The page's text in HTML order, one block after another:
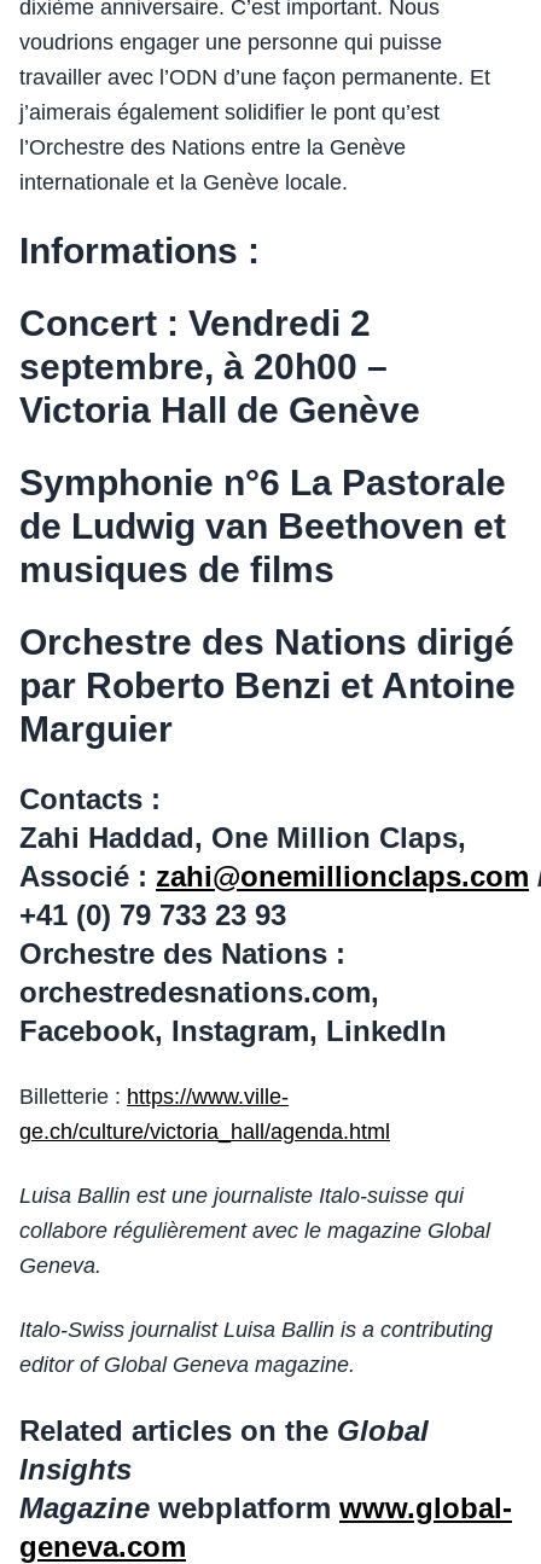
dixième anniversaire. C’est important. Nous
voudrions engager une personne qui puisse
travailler avec l’ODN d’une façon permanente. Et
j’aimerais également solidifier le pont qu’est
l’Orchestre des Nations entre la Genève
internationale et la Genève locale.
Informations :
Concert : Vendredi 2
septembre, à 20h00 –
Victoria Hall de Genève
Symphonie n°6 La Pastorale
de Ludwig van Beethoven et
musiques de films
Orchestre des Nations dirigé
par Roberto Benzi et Antoine
Marguier
Contacts :
Zahi Haddad, One Million Claps,
Associé : zahi@onemillionclaps.com
+41 (0) 79 733 23 93
Orchestre des Nations :
orchestredesnations.com,
Facebook, Instagram, LinkedIn
Billetterie : https://www.ville-
ge.ch/culture/victoria_hall/agenda.html
Luisa Ballin est une journaliste Italo-suisse qui
collabore régulièrement avec le magazine Global
Geneva.
Italo-Swiss journalist Luisa Ballin is a contributing
editor of Global Geneva magazine.
Related articles on the Global
Insights
Magazine webplatform www.global-
geneva.com